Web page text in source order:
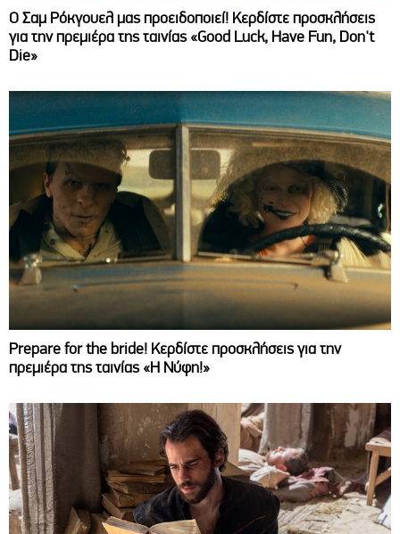
Ο Σαμ Ρόκγουελ μας προειδοποιεί! Κερδίστε προσκλήσεις
για την πρεμιέρα της ταινίας «Good Luck, Have Fun, Don't
Die»
Prepare for the bride! Κερδίστε προσκλήσεις για την
πρεμιέρα της ταινίας «Η Νύφη!»